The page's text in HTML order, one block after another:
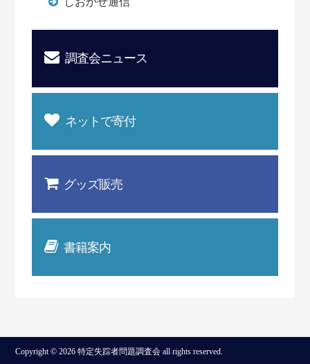
調査会ニュース
ネットで寄付
グッズ販売
書籍案内
Copyright © 2026 特定失踪者問題調査会 all rights reserved.